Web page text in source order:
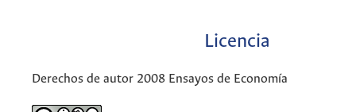
Licencia
Derechos de autor 2008 Ensayos de Economía